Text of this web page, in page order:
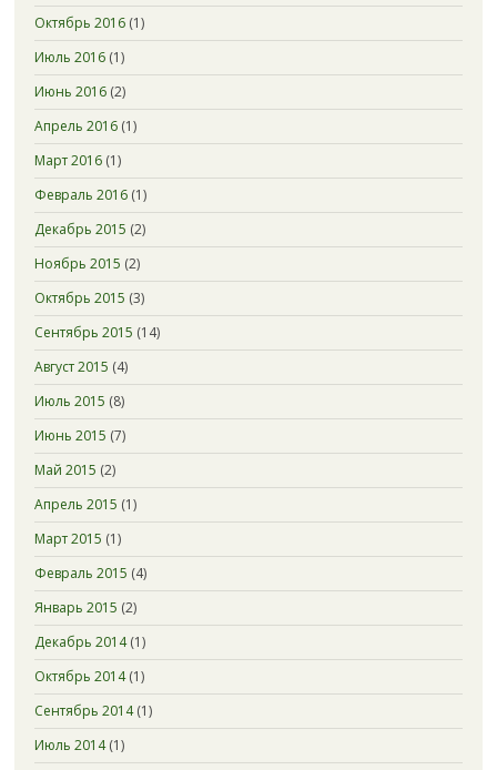
Октябрь 2016(1)
Июль 2016(1)
Июнь 2016(2)
Апрель 2016(1)
Март 2016(1)
Февраль 2016(1)
Декабрь 2015 (2)
Ноябрь 2015 (2)
Октябрь 2015 (3)
Сентябрь 2015 (14)
Август 2015 (4)
Июль 2015 (8)
Июнь 2015 (7)
Май 2015 (2)
Апрель 2015 (1)
Март 2015 (1)
Февраль 2015 (4)
Январь 2015 (2)
Декабрь 2014(1)
Октябрь 2014(1)
Сентябрь 2014(1)
Июль 2014(1)